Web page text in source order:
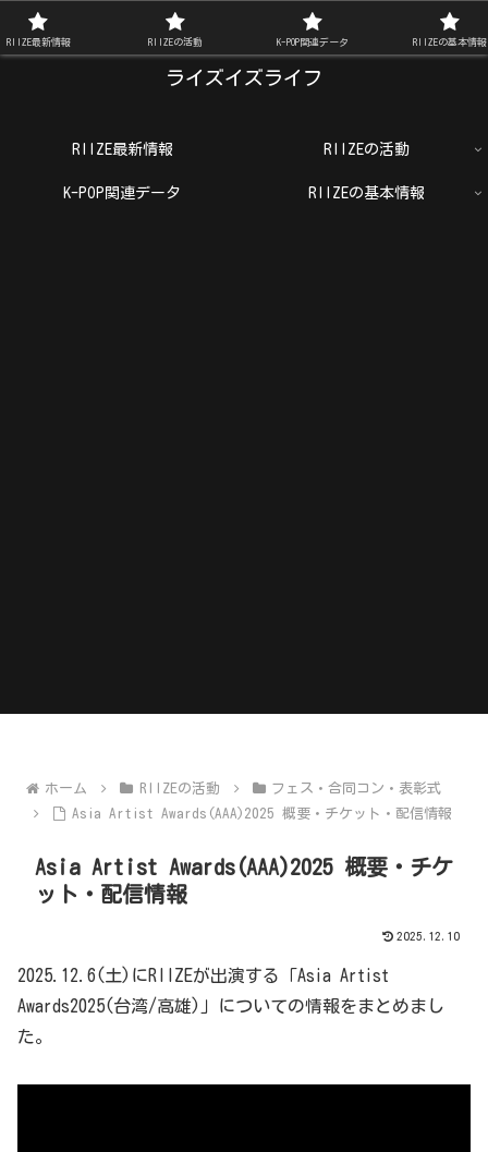
ライズイズライフ
RIIZE最新情報 RIIZEの活動
K-POP関連データ RIIZEの基本情報
ホーム RIIZEの活動
フェス・合同コン・表彰式
Asia Artist Awards(AAA)2025 概要・チケット・配信情報
Asia Artist Awards(AAA)2025 概要・チケ
ット・配信情報
2025.12.10
2025.12.6(土)にRIIZEが出演する「Asia Artist
Awards2025(台湾/高雄)」についての情報をまとめまし
た。
RIIZE最新情報 RIIZEの活動 K-POP関連データ RIIZEの基本情報